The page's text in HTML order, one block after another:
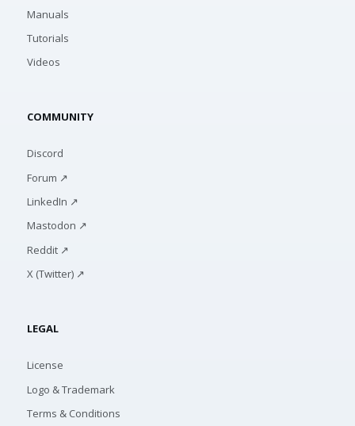
Manuals
Tutorials
Videos
COMMUNITY
Discord
Forum ↗
LinkedIn ↗
Mastodon ↗
Reddit ↗
X (Twitter) ↗
LEGAL
License
Logo & Trademark
Terms & Conditions